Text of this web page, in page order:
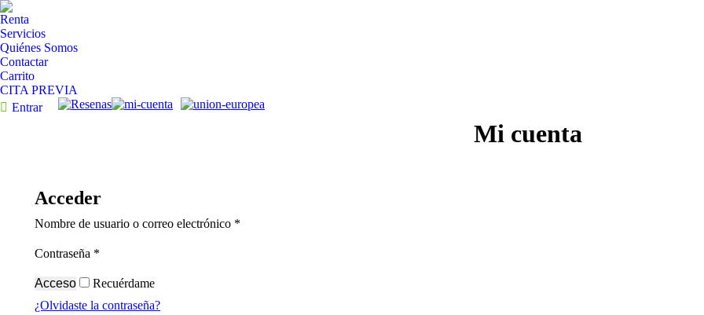
Renta
Servicios
Quiénes Somos
Contactar
Carrito
CITA PREVIA
Entrar
Mi cuenta
Acceder
Nombre de usuario o correo electrónico *
Contraseña *
Acceso
Recuérdame
¿Olvidaste la contraseña?